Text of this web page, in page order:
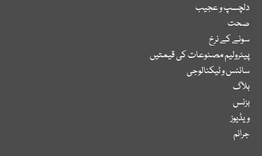
دلچسپ و عجیب
صحت
سونے کے نرخ
پیٹرولیم مصنوعات کی قیمتیں
سائنس و ٹیکنالوجی
بلاگ
بزنس
ویڈیوز
جرائم